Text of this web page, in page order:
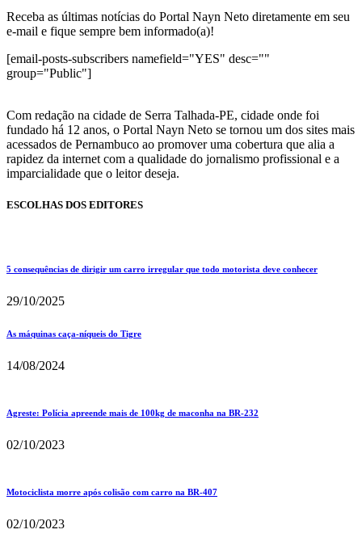
Receba as últimas notícias do Portal Nayn Neto diretamente em seu
e-mail e fique sempre bem informado(a)!
[email-posts-subscribers namefield="YES" desc=""
group="Public"]
Com redação na cidade de Serra Talhada-PE, cidade onde foi
fundado há 12 anos, o Portal Nayn Neto se tornou um dos sites mais
acessados de Pernambuco ao promover uma cobertura que alia a
rapidez da internet com a qualidade do jornalismo profissional e a
imparcialidade que o leitor deseja.
ESCOLHAS DOS EDITORES
5 consequências de dirigir um carro irregular que todo motorista deve conhecer
29/10/2025
As máquinas caça-níqueis do Tigre
14/08/2024
Agreste: Polícia apreende mais de 100kg de maconha na BR-232
02/10/2023
Motociclista morre após colisão com carro na BR-407
02/10/2023